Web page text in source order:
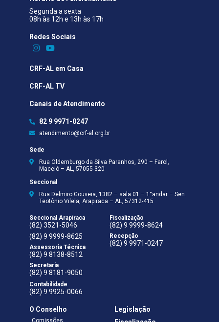
Segunda a sexta
08h às 12h e 13h às 17h
Redes Sociais​
CRF-AL em Casa
CRF-AL TV
Canais de Atendimento
82 9 9971-0247
atendimento@crf-al.org.br
Sede
Rua Oldemburgo da Silva Paranhos, 290 – Farol,
Maceió – AL, 57055-320
Seccional
Rua Delmiro Gouveia, 1382 – sala 01 – 1°andar – Sen.
Teotônio Vilela, Arapiraca – AL, 57312-415
Seccional Arapiraca
(82) 3521-5046
(82) 9 9999-8625
Assessoria Técnica
(82) 9 8138-8512
Secretaria
(82) 9 8181-9050
Contabilidade
(82) 9 9925-0066
Fiscalização
(82) 9 9999-8624
Recepção
(82) 9 9971-0247
O Conselho
Comissões
Legislação